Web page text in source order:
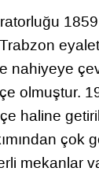
nahiyeye
olmuştur.
haline
çok
mekanlar